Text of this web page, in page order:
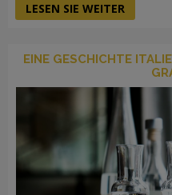
LESEN SIE WEITER
EINE GESCHICHTE